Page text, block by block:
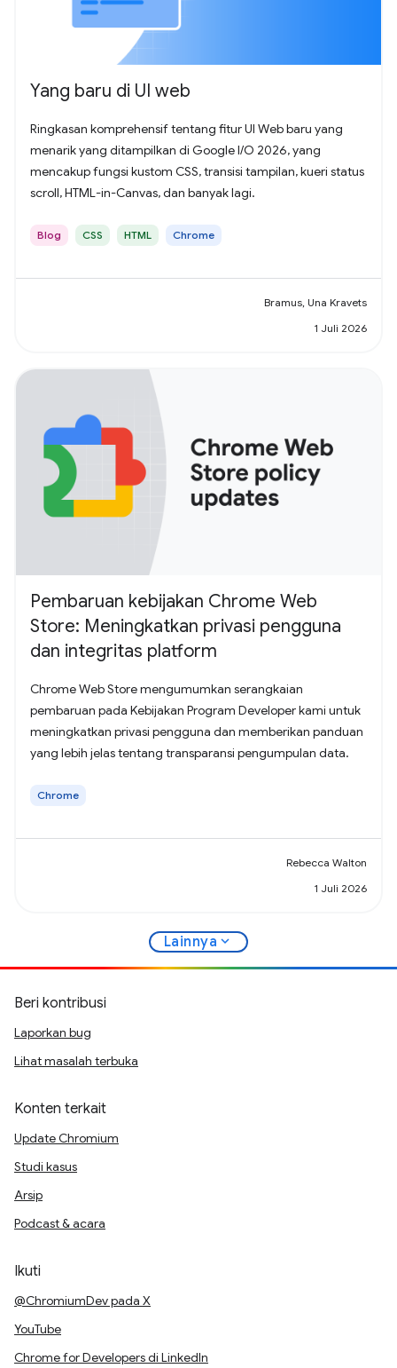
Yang baru di UI web
Ringkasan komprehensif tentang fitur UI Web baru yang
menarik yang ditampilkan di Google I/O 2026, yang
mencakup fungsi kustom CSS, transisi tampilan, kueri status
scroll, HTML-in-Canvas, dan banyak lagi.
Blog CSS HTML Chrome
Bramus, Una Kravets
1 Juli 2026
Pembaruan kebijakan Chrome Web
Store: Meningkatkan privasi pengguna
dan integritas platform
Chrome Web Store mengumumkan serangkaian
pembaruan pada Kebijakan Program Developer kami untuk
meningkatkan privasi pengguna dan memberikan panduan
yang lebih jelas tentang transparansi pengumpulan data.
Chrome
Rebecca Walton
1 Juli 2026
Lainnya expand_more
Beri kontribusi
Laporkan bug
Lihat masalah terbuka
Konten terkait
Update Chromium
Studi kasus
Arsip
Podcast & acara
Ikuti
@ChromiumDev pada X
YouTube
Chrome for Developers di LinkedIn